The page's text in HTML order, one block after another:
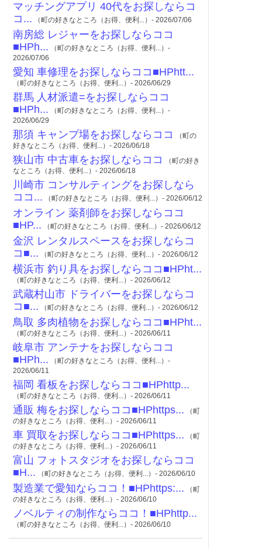
マッチングアプリ 40代をお探しならコ
コ... （町の好きなところ（お得、便利...）- 2026/07/06
南房総 レジャーをお探しならココ
■HPh... （町の好きなところ（お得、便利...）-
2026/07/06
愛知 車修理をお探しならココ■HPhtt...
（町の好きなところ（お得、便利...）- 2026/06/29
群馬 人材派遣=をお探しならココ
■HPh... （町の好きなところ（お得、便利...）-
2026/06/29
那須 キャンプ場をお探しならココ
（町の
好きなところ（お得、便利...）- 2026/06/18
狭山市 中古車をお探しならココ
（町の好き
なところ（お得、便利...）- 2026/06/18
川崎市 コンサルティングをお探しなら
ココ... （町の好きなところ（お得、便利...）- 2026/06/12
オンライン 薬剤師をお探しならココ
■HP... （町の好きなところ（お得、便利...）- 2026/06/12
金沢 レンタルスペースをお探しならコ
コ■... （町の好きなところ（お得、便利...）- 2026/06/12
横浜市 釣り具をお探しならココ■HPht...
（町の好きなところ（お得、便利...）- 2026/06/12
武蔵村山市 ドライバーをお探しならコ
コ■... （町の好きなところ（お得、便利...）- 2026/06/12
鳥取 多肉植物をお探しならココ■HPht...
（町の好きなところ（お得、便利...）- 2026/06/11
岐阜市 アンテナをお探しならココ
■HPh... （町の好きなところ（お得、便利...）-
2026/06/11
福岡 看板をお探しならココ■HPhttp...
（町の好きなところ（お得、便利...）- 2026/06/11
通販 梅をお探しならココ■HPhttps... （町
の好きなところ（お得、便利...）- 2026/06/11
車 買取をお探しならココ■HPhttps... （町
の好きなところ（お得、便利...）- 2026/06/11
富山 フォトスタジオをお探しならココ
■H... （町の好きなところ（お得、便利...）- 2026/06/10
製造業で愛知ならココ！■HPhttps:... （町
の好きなところ（お得、便利...）- 2026/06/10
ノベルティの制作ならココ！■HPhttp...
（町の好きなところ（お得、便利...）- 2026/06/10